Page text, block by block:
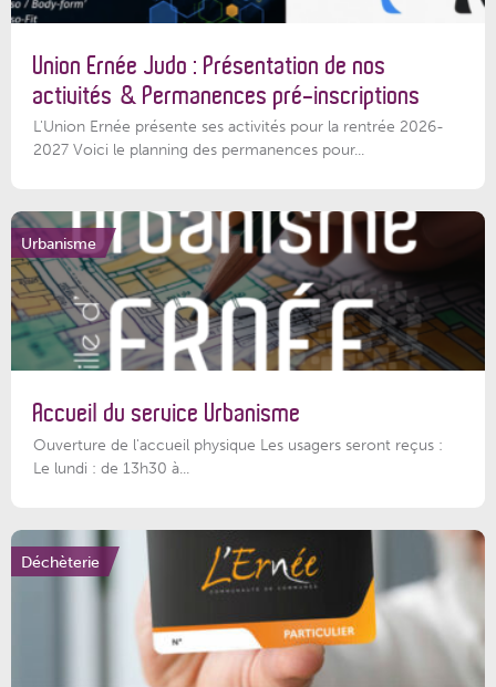
Union Ernée Judo : Présentation de nos
activités & Permanences pré-inscriptions
L'Union Ernée présente ses activités pour la rentrée 2026-
2027 Voici le planning des permanences pour...
Urbanisme
Accueil du service Urbanisme
Ouverture de l'accueil physique Les usagers seront reçus :
Le lundi : de 13h30 à...
Déchèterie